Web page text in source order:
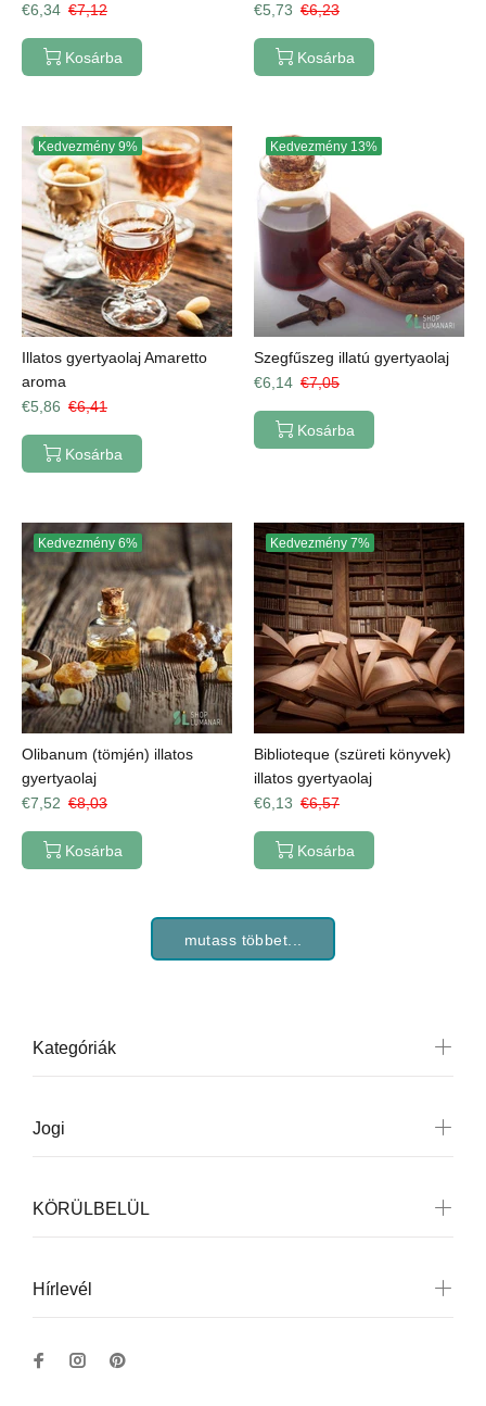
€6,34 €7,12
Kosárba
€5,73 €6,23
Kosárba
Kedvezmény 9%
Illatos gyertyaolaj Amaretto
aroma
€5,86 €6,41
Kosárba
Kedvezmény 13%
Szegfűszeg illatú gyertyaolaj
€6,14 €7,05
Kosárba
Kedvezmény 6%
Olibanum (tömjén) illatos
gyertyaolaj
€7,52 €8,03
Kosárba
Kedvezmény 7%
Biblioteque (szüreti könyvek)
illatos gyertyaolaj
€6,13 €6,57
Kosárba
mutass többet...
Kategóriák
Jogi
KÖRÜLBELÜL
Hírlevél